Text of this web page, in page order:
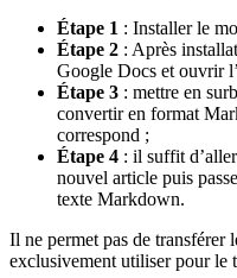
Étape 1 : Installer le
Étape 2 : Après
Google Docs et ouvrir
Étape 3 : mettre en
convertir en format
correspond ;
Étape 4 : il suffit
nouvel article puis
texte Markdown.
Il ne permet pas de transférer
exclusivement utiliser pour le